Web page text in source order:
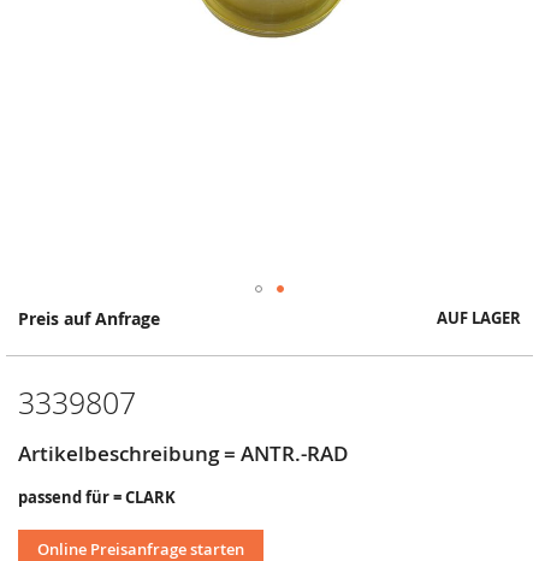
Preis auf Anfrage AUF LAGER
3339807
Artikelbeschreibung = ANTR.-RAD
passend für = CLARK
Online Preisanfrage starten
Springe
Anfang
Bildergalerie